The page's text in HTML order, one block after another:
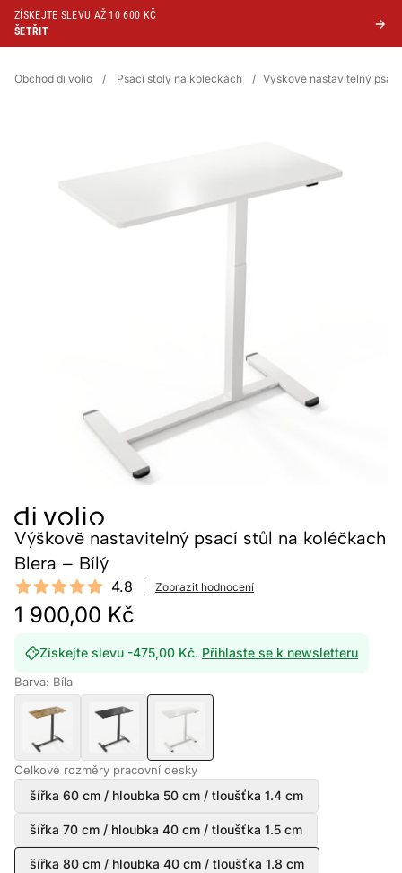
ZÍSKEJTE SLEVU AŽ 10 600 KČ
ŠETŘIT
Obchod di volio / Psací stoly na kolečkách / Výškově nastavitelný
Výškově nastavitelný psací stůl na koléčkach
Blera – Bílý
Reviews
4.8 out of 5 stars 4.8 Zobrazit hodnocení
1 900,00 Kč
Získejte slevu -475,00 Kč. Přihlaste se k newsletteru
Barva: Bíla
Celkové rozměry pracovní desky
šířka 60 cm / hloubka 50 cm / tloušťka 1.4 cm
šířka 70 cm / hloubka 40 cm / tloušťka 1.5 cm
šířka 80 cm / hloubka 40 cm / tloušťka 1.8 cm